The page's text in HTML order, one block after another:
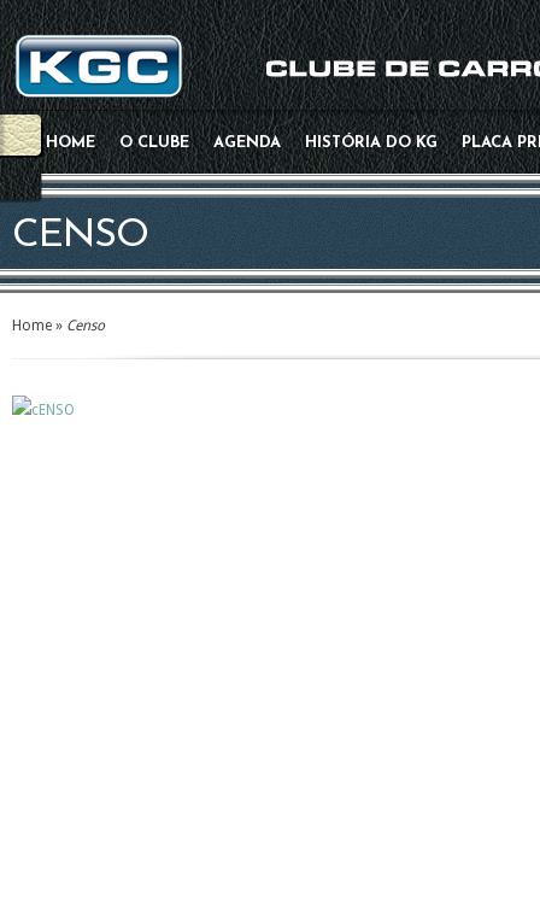
HOME O CLUBE AGENDA HISTÓRIA DO KG PLACA
CENSO
Home » Censo